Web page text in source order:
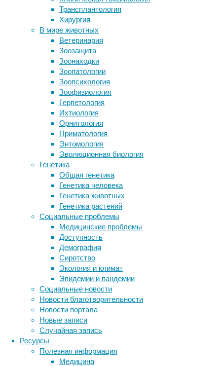
Трансплантология
Хирургия
В мире животных
Ветеринария
Зоозащита
Зоонаходки
Зоопатологии
Зоопсихология
Зоофизиология
Герпетология
Ихтиология
Орнитология
Приматология
Энтомология
Эволюционная биология
Генетика
Общая генетика
Генетика человека
Генетика животных
Генетика растений
Социальные проблемы
Медицинские проблемы
Доступность
Демография
Сиротство
Экология и климат
Эпидемии и пандемии
Социальные новости
Новости благотворительности
Новости портала
Новые записи
Случайная запись
Ресурсы
Полезная информация
Медицина
17:25
23/08/2024
биология,
генетика,
геном,
ДНК,
здоровье,
мозг ,
старость
Митохондрии
клетках
человеческого
организма
выполняют
функцию
«энергетических
станций».
Поскольку
это
потомки
древних
бактерий,
них,
отличие
от
других
органелл
клетки,
есть
собственная
ДНК.
Омикрон поразил трижды привитых
участников научной конференции
Комары летят на красный
Суперкомпьютер поможет открыть
новые анестетики
Следите за новостями